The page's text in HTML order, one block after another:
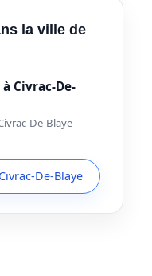
la ville de
à Civrac-De-
De-Blaye
De-Blaye